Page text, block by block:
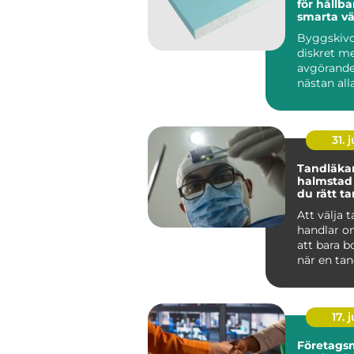
för
smarta
diskret
nästan
sällan när
31.
halmstad så väljer
du rätt
Att välja
handlar
att bara
när en
tandvå...
17.